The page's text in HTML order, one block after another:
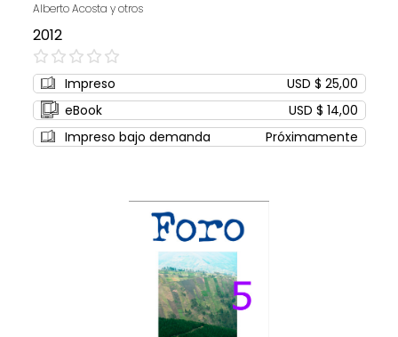
Alberto Acosta y otros
2012
0%
Impreso
USD $ 25,00
eBook
USD $ 14,00
Impreso bajo demanda
Próximamente